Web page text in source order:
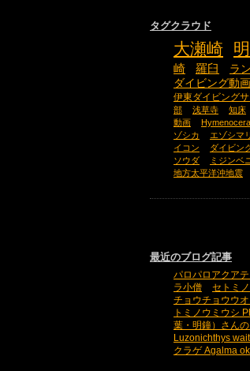
タグクラウド
大瀬崎
崎
羅臼 ラ
ダイビング動画
伊東ダイビング
部
浅草寺 知床
動画
ゾシカ
エゾシマ
イコン
ダイビン
ソウダ
ミジンベ
地方太平洋沖地震
最近のブログ記事
パロパロアクア
ラ小僧
セトミ
チョウチョウウ
トミノウミウシ
葉・明鐘）さん
Luzonichthys
クラゲ Agalma